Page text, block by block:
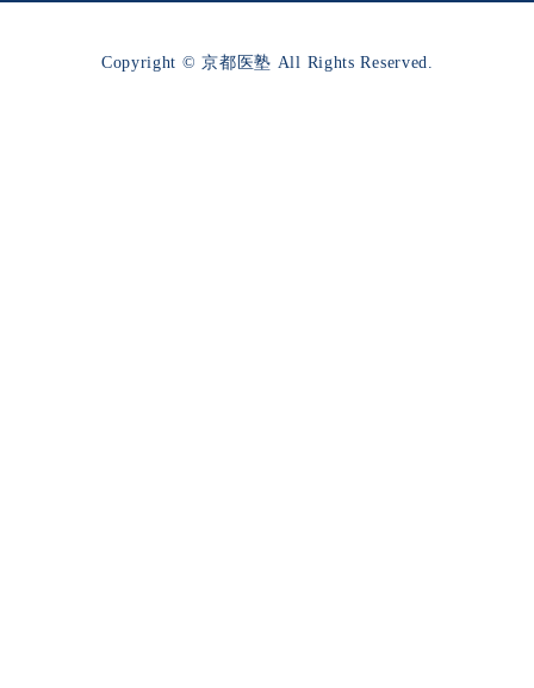
Copyright © 京都医塾 All Rights Reserved.